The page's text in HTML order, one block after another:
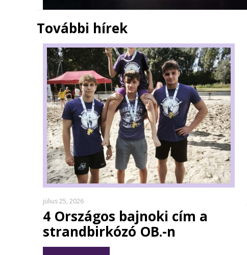
További hírek
július 25, 2026
4 Országos bajnoki cím a
strandbirkózó OB.-n